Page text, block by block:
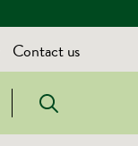
Contact us